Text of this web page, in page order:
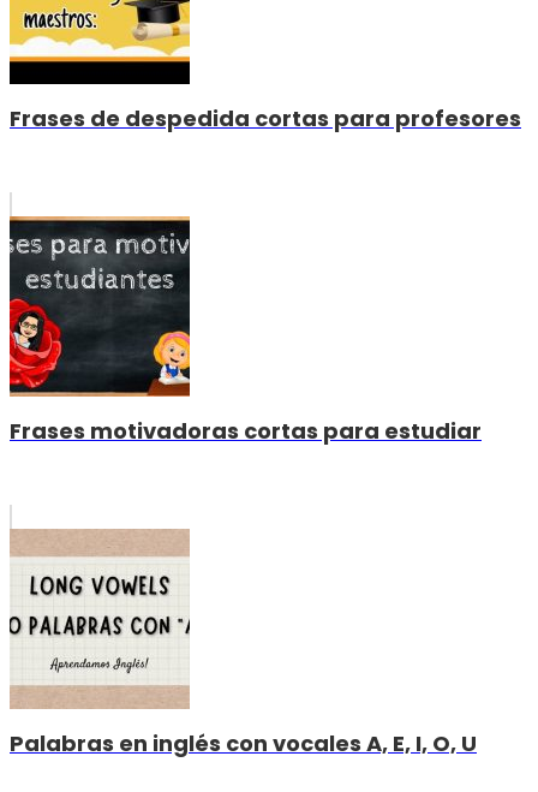
Frases de despedida cortas para profesores
Frases motivadoras cortas para estudiar
Palabras en inglés con vocales A, E, I, O, U